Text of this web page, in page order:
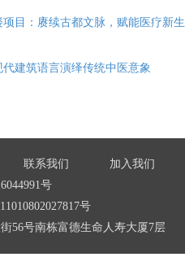
目：赓续古都文脉，赋能医疗新生
建筑语言演绎传统中医意象
联系我们
加入我们
号
号
56号南栋富德生命人寿大厦7层